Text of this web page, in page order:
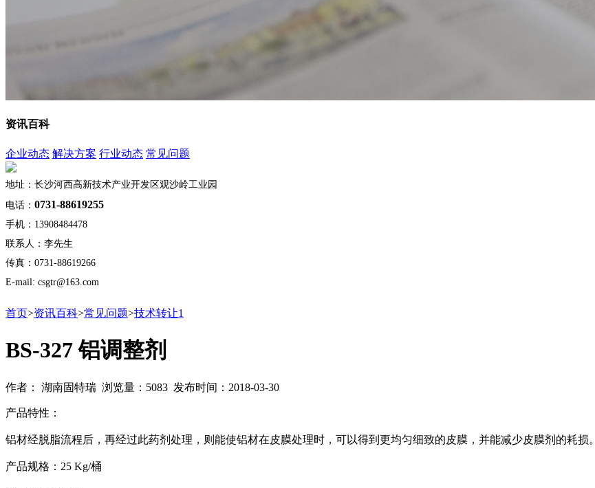
资讯百科
企业动态 解决方案 行业动态 常见问题
地址：长沙河西高新技术产业开发区观沙岭工业园
电话： 0731-88619255
手机：13908484478
联系人：李先生
传真：0731-88619266
E-mail: csgtr@163.com
首页>资讯百科>常见问题>技术转让1
BS-327 铝调整剂
作者： 湖南固特瑞 浏览量：5083 发布时间：2018-03-30
产品特性：
铝材经脱脂流程后，再经过此药剂处理，则能使铝材在皮膜处理时，可以得到更均匀细致的皮膜，并能减少皮膜剂的耗损。
产品规格：25 Kg/桶